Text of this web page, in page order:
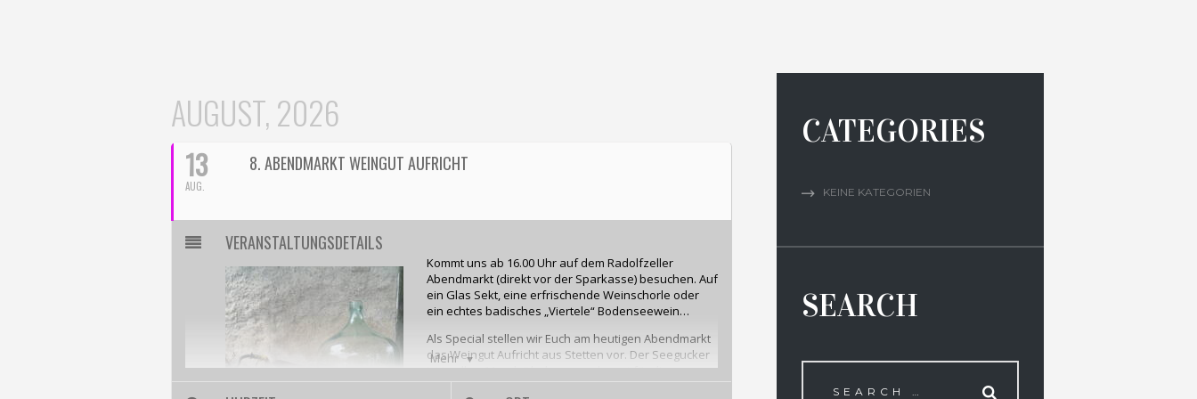
AUGUST, 2026
13
AUG.
8. ABENDMARKT WEINGUT AUFRICHT
Mehr
VERANSTALTUNGSDETAILS
Kommt uns ab 16.00 Uhr auf dem Radolfzeller
Abendmarkt (direkt vor der Sparkasse) besuchen. Auf
ein Glas Sekt, eine erfrischende Weinschorle oder
ein echtes badisches „Viertele“ Bodenseewein…
Als Special stellen wir Euch am heutigen Abendmarkt
das Weingut Aufricht aus Stetten vor. Der Seegucker
ist in aller „Munde“ bekannt und sorgt für die
besondere Abkühlung an heißen Tagen. Wer es
CATEGORIES
KEINE KATEGORIEN
SEARCH